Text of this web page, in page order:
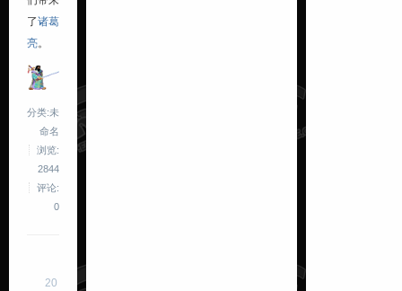
了诸葛
亮。
分类:未
命名
浏览:
2844
评论:
0
20